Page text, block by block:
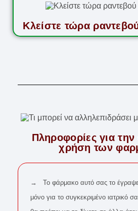
Κλείστε τώρα
Πληροφορίες για την
χρήση των
→ Το φάρμακο αυτό σας το έγραψε
μόνο για το συγκεκριμένο ιατρικό